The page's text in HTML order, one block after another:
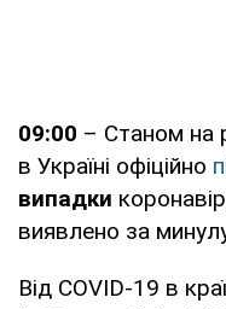
09:00 – Станом на
в Україні офіційно
випадки
виявлено за
Від COVID-19 в